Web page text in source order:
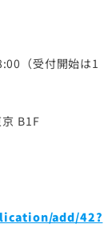
（受付開始は1
B1F
add/42?